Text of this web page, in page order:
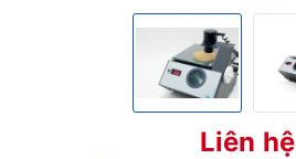
Liên hệ